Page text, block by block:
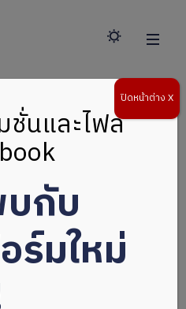
ชั่นและไฟล์
กับ
มใหม่
ปิดหน้าต่าง X